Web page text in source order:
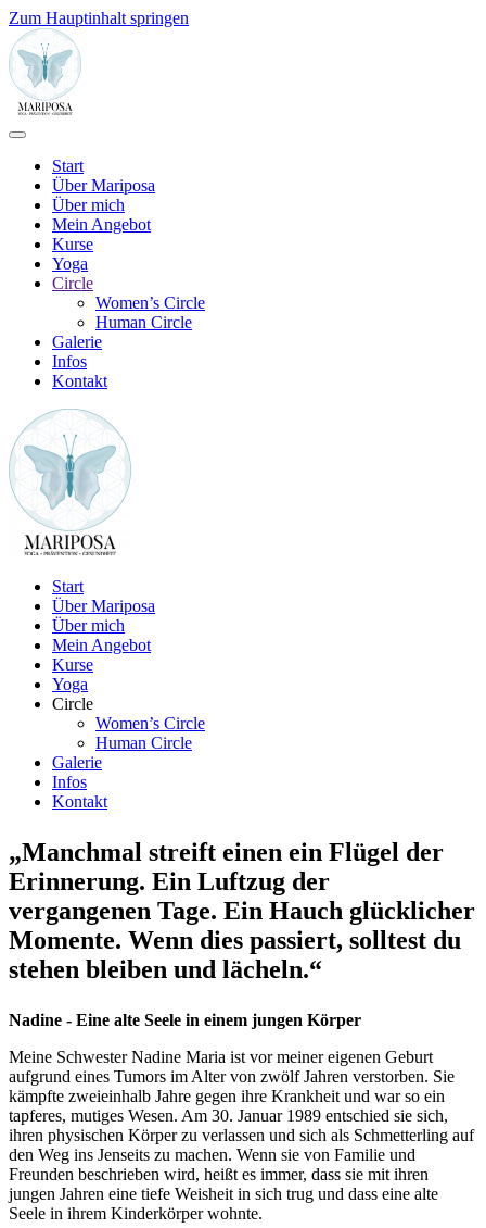
Zum Hauptinhalt springen
Start
Über Mariposa
Über mich
Mein Angebot
Kurse
Yoga
Circle
Women’s Circle
Human Circle
Galerie
Infos
Kontakt
Start
Über Mariposa
Über mich
Mein Angebot
Kurse
Yoga
Circle
Women’s Circle
Human Circle
Galerie
Infos
Kontakt
„Manchmal streift einen ein Flügel der
Erinnerung. Ein Luftzug der
vergangenen Tage. Ein Hauch glücklicher
Momente. Wenn dies passiert, solltest du
stehen bleiben und lächeln.“
Nadine - Eine alte Seele in einem jungen Körper
Meine Schwester Nadine Maria ist vor meiner eigenen Geburt
aufgrund eines Tumors im Alter von zwölf Jahren verstorben. Sie
kämpfte zweieinhalb Jahre gegen ihre Krankheit und war so ein
tapferes, mutiges Wesen. Am 30. Januar 1989 entschied sie sich,
ihren physischen Körper zu verlassen und sich als Schmetterling auf
den Weg ins Jenseits zu machen. Wenn sie von Familie und
Freunden beschrieben wird, heißt es immer, dass sie mit ihren
jungen Jahren eine tiefe Weisheit in sich trug und dass eine alte
Seele in ihrem Kinderkörper wohnte.